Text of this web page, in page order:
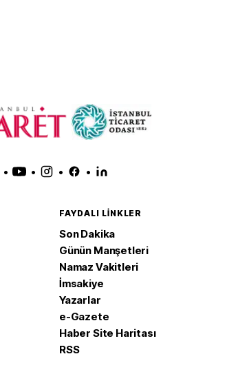
• • • •
FAYDALI LINKLER
Son Dakika
Günün Manşetleri
Namaz Vakitleri
İmsakiye
Yazarlar
e-Gazete
Haber Site Haritası
RSS